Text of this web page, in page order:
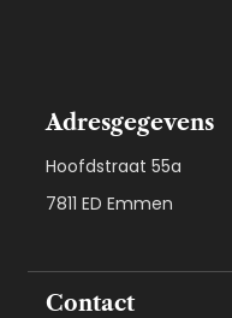
Adresgegevens
Hoofdstraat 55a
7811 ED Emmen
Contact